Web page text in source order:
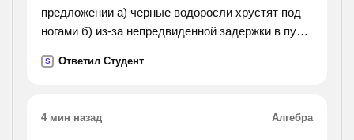
предложении а) черные водоросли хрустят под
ногами б) из-за непредвиденной задержки в пути
воспоминания о родине часто рождали в нем
быстро пошел в дом
S Ответил Студент
4 мин назад Алгебра